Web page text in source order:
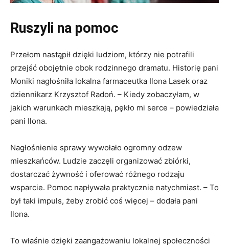
Ruszyli na pomoc
Przełom nastąpił dzięki ludziom, którzy nie potrafili
przejść obojętnie obok rodzinnego dramatu. Historię pani
Moniki nagłośniła lokalna farmaceutka Ilona Lasek oraz
dziennikarz Krzysztof Radoń. – Kiedy zobaczyłam, w
jakich warunkach mieszkają, pękło mi serce – powiedziała
pani Ilona.
Nagłośnienie sprawy wywołało ogromny odzew
mieszkańców. Ludzie zaczęli organizować zbiórki,
dostarczać żywność i oferować różnego rodzaju
wsparcie. Pomoc napływała praktycznie natychmiast. – To
był taki impuls, żeby zrobić coś więcej – dodała pani
Ilona.
To właśnie dzięki zaangażowaniu lokalnej społeczności